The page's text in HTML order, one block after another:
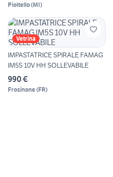
Pioltello(MI)
Vetrina
IMPASTATRICE SPIRALE FAMAG
IM5S 10V HH SOLLEVABILE
990 €
Frosinone(FR)